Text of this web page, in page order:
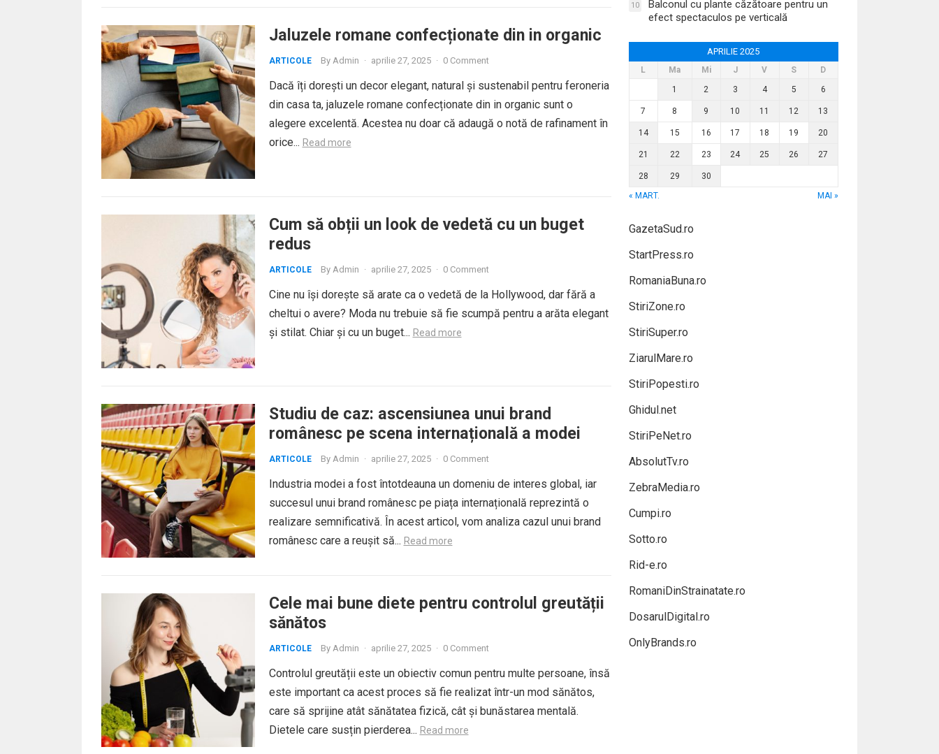
Jaluzele romane confecționate din in organic
ARTICOLE By Admin · aprilie 27, 2025 · 0 Comment
Dacă îți dorești un decor elegant, natural și sustenabil pentru feroneria
din casa ta, jaluzele romane confecționate din in organic sunt o
alegere excelentă. Acestea nu doar că adaugă o notă de rafinament în
orice... Read more
Cum să obții un look de vedetă cu un buget
redus
ARTICOLE By Admin · aprilie 27, 2025 · 0 Comment
Cine nu își dorește să arate ca o vedetă de la Hollywood, dar fără a
cheltui o avere? Moda nu trebuie să fie scumpă pentru a arăta elegant
și stilat. Chiar și cu un buget... Read more
Studiu de caz: ascensiunea unui brand
românesc pe scena internațională a modei
ARTICOLE By Admin · aprilie 27, 2025 · 0 Comment
Industria modei a fost întotdeauna un domeniu de interes global, iar
succesul unui brand românesc pe piața internațională reprezintă o
realizare semnificativă. În acest articol, vom analiza cazul unui brand
românesc care a reușit să... Read more
Cele mai bune diete pentru controlul greutății
sănătos
ARTICOLE By Admin · aprilie 27, 2025 · 0 Comment
Controlul greutății este un obiectiv comun pentru multe persoane, însă
este important ca acest proces să fie realizat într-un mod sănătos,
care să sprijine atât sănătatea fizică, cât și bunăstarea mentală.
Dietele care susțin pierderea... Read more
10
Balconul cu plante căzătoare pentru un
efect spectaculos pe verticală
APRILIE 2025
L Ma Mi J V S
D
1
2 3 4 5 6
7 8 9 10 11 12 13
14 15 16 17 18 19 20
21 22 23 24 25 26 27
28 29
30
« MART.
MAI »
GazetaSud.ro
StartPress.ro
RomaniaBuna.ro
StiriZone.ro
StiriSuper.ro
ZiarulMare.ro
StiriPopesti.ro
Ghidul.net
StiriPeNet.ro
AbsolutTv.ro
ZebraMedia.ro
Cumpi.ro
Sotto.ro
Rid-e.ro
RomaniDinStrainatate.ro
DosarulDigital.ro
OnlyBrands.ro